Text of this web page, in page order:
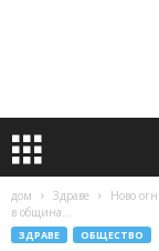
дом Здраве
Ново
в община...
ЗДРАВЕ ОБЩЕСТВО